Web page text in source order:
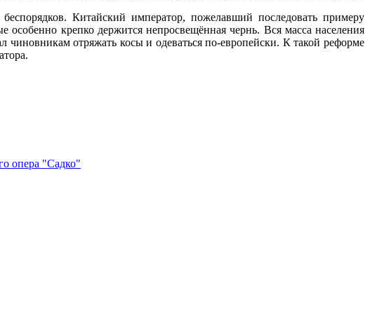
Китайский император, пожелавший последовать примеру
крепко держится непросвещённая чернь. Вся масса населения
отряжать косы и одеваться по-европейски. К такой реформе
опера "Садко"